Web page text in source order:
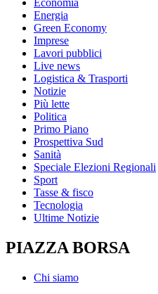
Energia
Green Economy
Imprese
Lavori pubblici
Live news
Logistica & Trasporti
Notizie
Più lette
Politica
Primo Piano
Prospettiva Sud
Sanità
Speciale Elezioni Regionali
Sport
Tasse & fisco
Tecnologia
Ultime Notizie
PIAZZA BORSA
Chi siamo